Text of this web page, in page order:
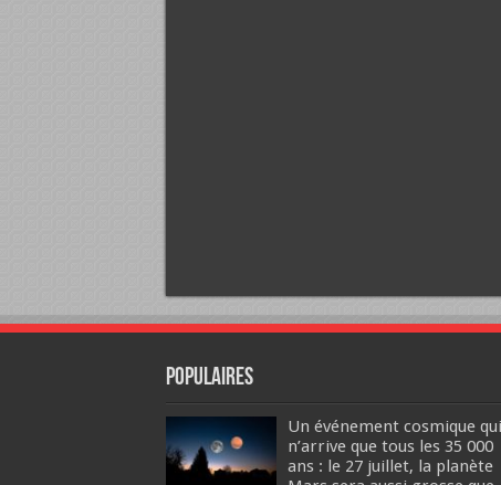
Populaires
Un événement cosmique qui
n’arrive que tous les 35 000
ans : le 27 juillet, la planète